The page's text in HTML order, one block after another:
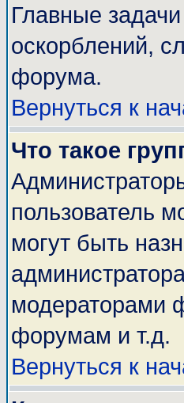
Главные
оскорблений,
форума.
Вернуться к
Что такое
пользователь
могут быть
модераторами
форумам и т.д.
Вернуться к